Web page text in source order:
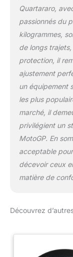
Quartararo,
passionnés du
kilogrammes,
de longs
protection, il
ajustement
un équipement
les plus
marché, il
privilégient un
MotoGP. En
acceptable
décevoir ceux
matière de
Découvrez